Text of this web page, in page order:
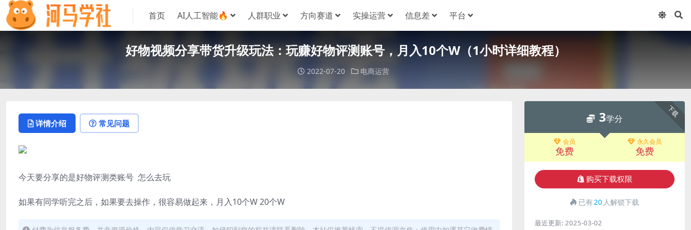
首页 AI人工智能🔥 人群职业 方向赛道 实操运营 信息差 平台
好物视频分享带货升级玩法：玩赚好物评测账号，月入10个W（1小时详细教程）
2022-07-20 电商运营
详情介绍 常见问题
今天要分享的是好物评测类账号 怎么去玩
如果有同学听完之后，如果要去操作，很容易做起来，月入10个W 20个W
下载
3学分
会员
免费
永久会员
免费
购买下载权限
已有20 人解锁下载
最近更新: 2025-03-02